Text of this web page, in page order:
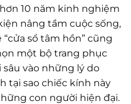
10 năm kinh nghiệm
nâng tầm cuộc sống,
sổ tâm hồn” cũng
một bộ trang phục
sâu vào những lý do
tại sao chiếc kính này
con người hiện đại.